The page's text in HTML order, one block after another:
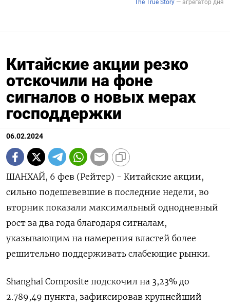
Китайские акции резко
отскочили на фоне
сигналов о новых мерах
господдержки
06.02.2024
ШАНХАЙ, 6 фев (Рейтер) - Китайские акции,
сильно подешевевшие в последние недели, во
вторник показали максимальный однодневный
рост за два года благодаря сигналам,
указывающим на намерения властей более
решительно поддерживать слабеющие рынки.
Shanghai Composite подскочил на 3,23% до
2.789,49 пункта, зафиксировав крупнейший